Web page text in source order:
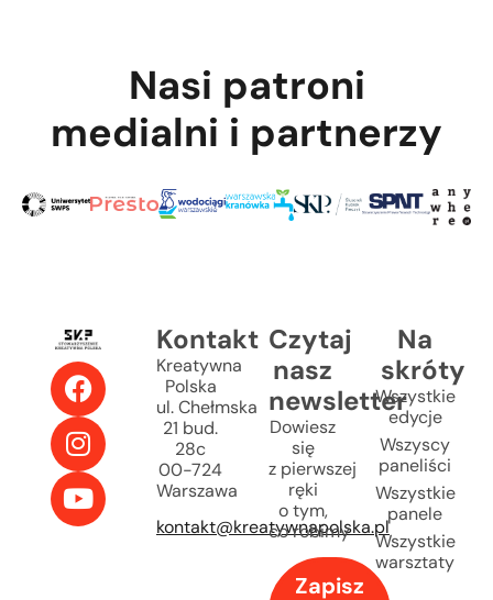
Nasi patroni
medialni i partnerzy
Kontakt
Kreatywna
Polska
ul. Chełmska
21 bud.
28c
00-724
Warszawa
kontakt@kreatywnapolska.pl
Czytaj
nasz
newsletter
Dowiesz
się
z pierwszej
ręki
o tym,
co robimy
Zapisz
Na
skróty
Wszystkie
edycje
Wszyscy
paneliści
Wszystkie
panele
Wszystkie
warsztaty